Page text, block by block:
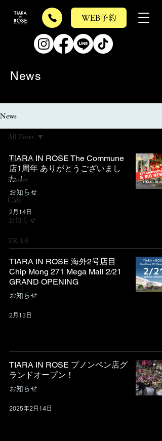
WEB予約
News
News
All Posts
Flower
Cafe
お知らせ
TR 1/f
All Posts
TIARA IN ROSE The Commune
店1周年 ありがとうございまし
た！
お知らせ
2月14日
TIARA IN ROSE 海外2号店目
Chip Mong 271 Mega Mall 2/21
GRAND OPENING
お知らせ
2月13日
TIARA IN ROSE プノンペン店グ
ランドオープン！
お知らせ
2025年2月14日